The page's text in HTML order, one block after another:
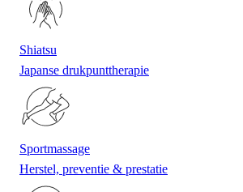
Shiatsu
Japanse drukpunttherapie
Sportmassage
Herstel, preventie & prestatie